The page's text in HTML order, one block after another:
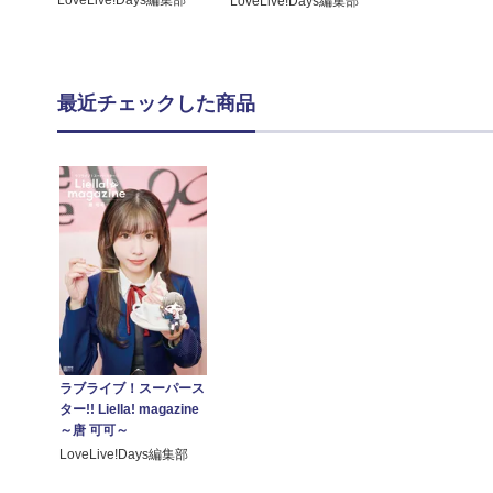
最近チェックした商品
ラブライブ！スーパース
ター!! Liella! magazine
～唐 可可～
LoveLive!Days編集部